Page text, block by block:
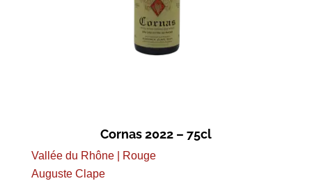
Cornas 2022 – 75cl
Vallée du Rhône | Rouge
Auguste Clape